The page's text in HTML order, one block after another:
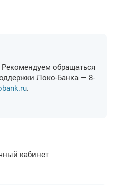
обращаться
Локо-Банка — 8-
.
кабинет